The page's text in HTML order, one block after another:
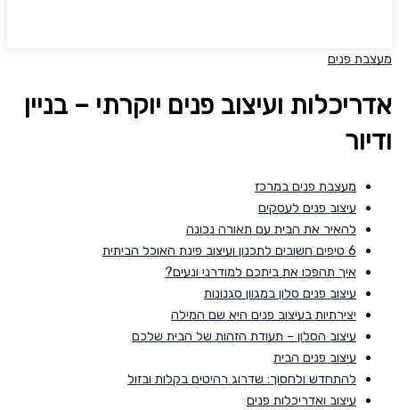
מעצבת פנים
אדריכלות ועיצוב פנים יוקרתי – בניין
ודיור
מעצבת פנים במרכז
עיצוב פנים לעסקים
להאיר את הבית עם תאורה נכונה
6 טיפים חשובים לתכנון ועיצוב פינת האוכל הביתית
איך תהפכו את ביתכם למודרני ונעים?
עיצוב פנים סלון במגוון סגנונות
יצירתיות בעיצוב פנים היא שם המילה
עיצוב הסלון – תעודת הזהות של הבית שלכם
עיצוב פנים הבית
להתחדש ולחסוך: שדרוג רהיטים בקלות ובזול
עיצוב ואדריכלות פנים